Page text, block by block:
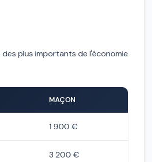
plus importants de l'économie
MAÇON
1 900 €
3 200 €